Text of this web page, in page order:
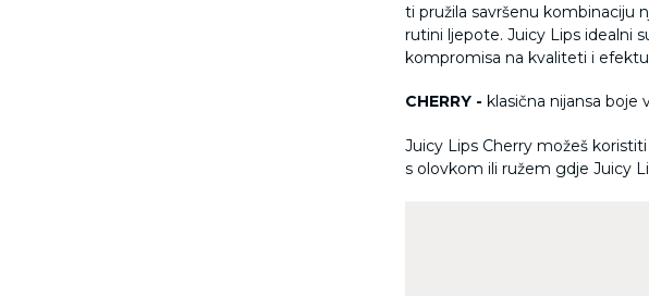
ti pružila savršenu kombinaciju
rutini ljepote. Juicy Lips idealni
kompromisa na kvaliteti i
CHERRY - klasična nijansa boje
Juicy Lips Cherry možeš
s olovkom ili ružem gdje Juicy